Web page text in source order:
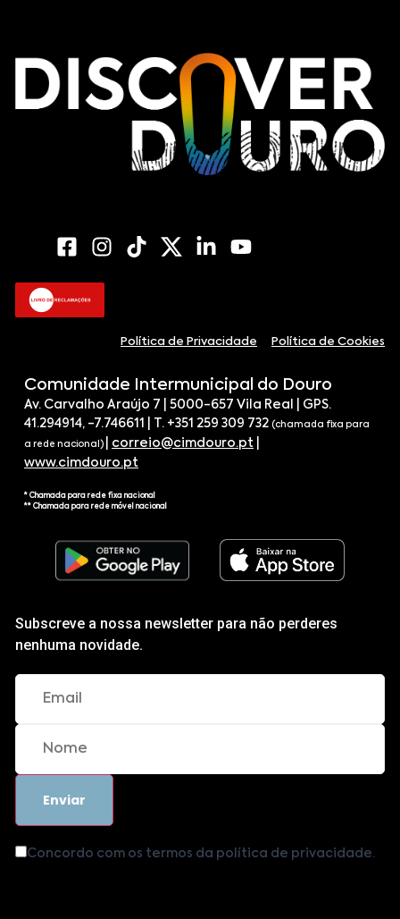
Política de Privacidade Política de Cookies
Comunidade Intermunicipal do Douro
Av. Carvalho Araújo 7 | 5000-657 Vila Real | GPS.
41.294914, -7.746611 | T. +351 259 309 732 (chamada fixa para
a rede nacional) correio@cimdouro.pt
www.cimdouro.pt
* Chamada para rede fixa nacional
** Chamada para rede móvel nacional
Subscreve a nossa newsletter para não perderes
nenhuma novidade.
Concordo com os termos da política de privacidade.